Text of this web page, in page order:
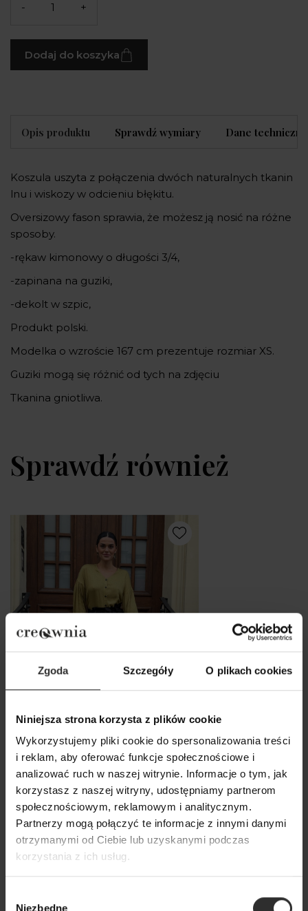
Zgoda Szczegóły O plikach cookies
Niniejsza strona korzysta z plików cookie
Wykorzystujemy pliki cookie do spersonalizowania treści
i reklam, aby oferować funkcje społecznościowe i
analizować ruch w naszej witrynie. Informacje o tym, jak
korzystasz z naszej witryny, udostępniamy partnerom
społecznościowym, reklamowym i analitycznym.
Partnerzy mogą połączyć te informacje z innymi danymi
otrzymanymi od Ciebie lub uzyskanymi podczas
korzystania z ich usług.
Niezbędne
- +
Dodaj do koszyka
Opis produktu Sprawdź wymiary Dane techniczne
Koszula uszyta z połączenia dwóch naturalnych tkanin
lnu i wiskozy w odcieniu błękitu.
Oversizowy fason sprawia, że możesz ją nosić na różne
sposoby.
-rękaw kimonowy o długości 3/4,
-zapinana na guziki,
-dekolt w szpic,
Produkt polski.
Modelka o wzroście 167 cm prezentuje rozmiar XS.
Guziki mogą się różnić od tych na zdjęciu
Tkanina gniotliwa.
Sprawdź również
Szerokie Spodnie w kolorze
czarnym z ozdobną falbanką
Paris Maxi Black
319,00 zł
Popularne produkty